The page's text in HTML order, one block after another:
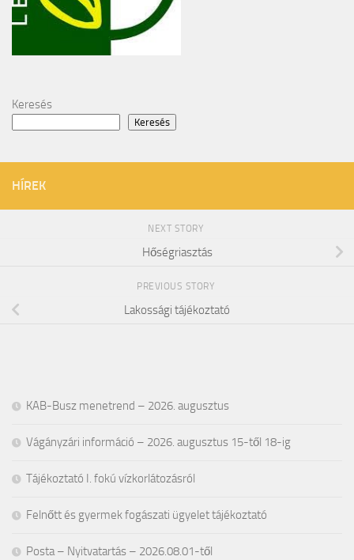
Keresés
Keresés
HÍREK
NEXT STORY
Hőségriasztás
PREVIOUS STORY
Lakossági tájékoztató
KAB-Busz menetrend – 2026. augusztus
Vágányzári információ – 2026. augusztus 15-től 18-ig
Tájékoztató I. fokú vízkorlátozásról
Felnőtt és gyermek fogászati ügyelet tájékoztató
Posta – Nyitvatartás – 2026.08.01-től